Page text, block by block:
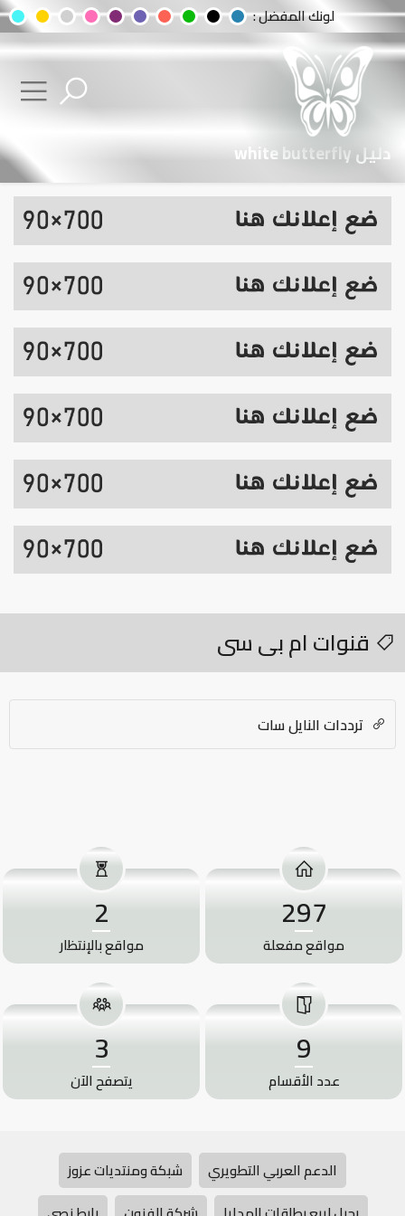
لونك المفضل :
دليل white butterfly
قنوات ام بى سى
ترددات النايل سات
297
مواقع مفعلة
2
مواقع بالإنتظار
9
عدد الأقسام
3
يتصفح الآن
الدعم العربي التطويري
شبكة ومنتديات عزوز